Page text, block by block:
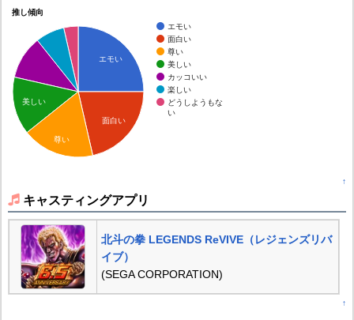
推し傾向
エモい
面白い
尊い
美しい
カッコいい
楽しい
どうしようもな
い
エモい
面白い
美しい
尊い
↑
キャスティングアプリ
北斗の拳 LEGENDS ReVIVE（レジェンズリバ
イブ）
(SEGA CORPORATION)
↑